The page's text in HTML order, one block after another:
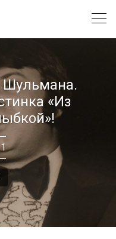
Шульмана.
«Из